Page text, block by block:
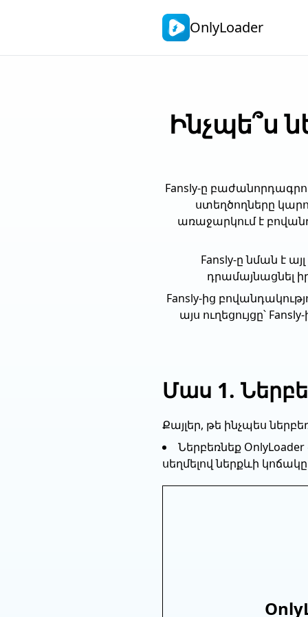
OnlyLoader
Ինչպե՞ս
Fansly-ը
ստեղծողները
առաջարկում է
Fansly-ը նման է
դրամայնացնել
Fansly-ից
այս ուղեցույցը՝
Մաս 1.
Քայլեր, թե ինչպես
Ներբեռնեք
սեղմելով ներքևի